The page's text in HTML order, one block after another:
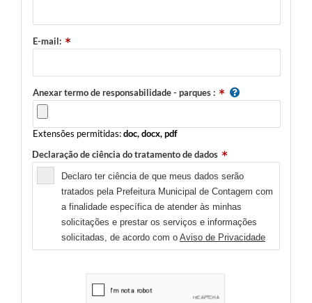
E-mail:
Anexar termo de responsabilidade - parques :
Extensões permitidas:doc, docx, pdf
Declaração de ciência do tratamento de dados
Declaro ter ciência de que meus dados serão
tratados pela Prefeitura Municipal de Contagem com
a finalidade específica de atender às minhas
solicitações e prestar os serviços e informações
solicitadas, de acordo com o Aviso de Privacidade